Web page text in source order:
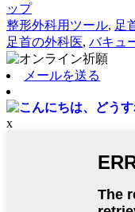
ップ
整形外科用ツール, 足
足首の外科医, バキュ
メールを送る
x